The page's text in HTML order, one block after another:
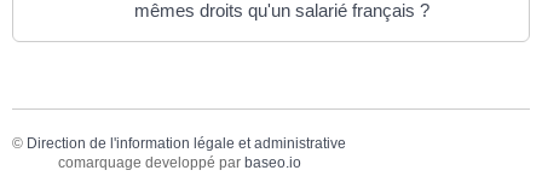
mêmes droits qu'un salarié français ?
© Direction de l'information légale et administrative
comarquage developpé par baseo.io